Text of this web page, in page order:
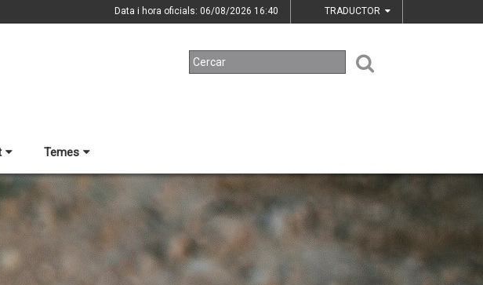
Data i hora oficials: 06/08/2026 16:40 TRADUCTOR
Temes